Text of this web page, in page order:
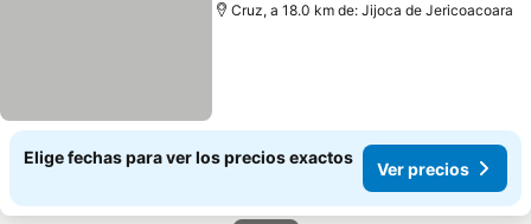
Cruz, a 18.0 km de: Jijoca de Jericoacoara
Elige fechas para ver los precios exactos
Ver precios